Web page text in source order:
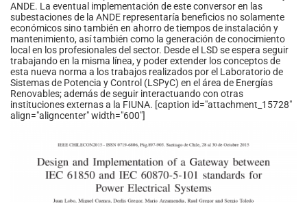
ANDE. La eventual implementación de este conversor en las
subestaciones de la ANDE representaría beneficios no solamente
económicos sino también en ahorro de tiempos de instalación y
mantenimiento, así también como la generación de conocimiento
local en los profesionales del sector. Desde el LSD se espera seguir
trabajando en la misma línea, y poder extender los conceptos de
esta nueva norma a los trabajos realizados por el Laboratorio de
Sistemas de Potencia y Control (LSPyC) en el área de Energías
Renovables; además de seguir interactuando con otras
instituciones externas a la FIUNA. [caption id="attachment_15728"
align="aligncenter" width="600"]